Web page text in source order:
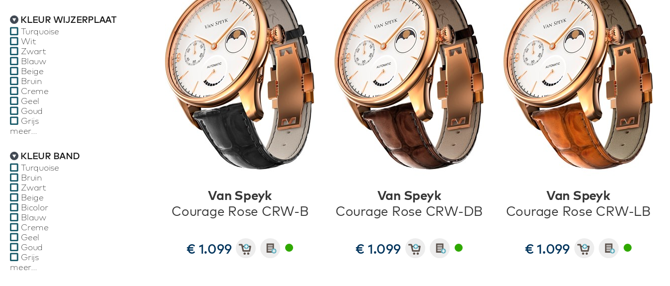
KLEUR WIJZERPLAAT
Turquoise
Wit
Zwart
Blauw
Beige
Bruin
Creme
Geel
Goud
Grijs
meer...
KLEUR BAND
Turquoise
Bruin
Zwart
Beige
Bicolor
Blauw
Creme
Geel
Goud
Grijs
meer...
Van Speyk
Courage Rose CRW-B
€ 1.099
Van Speyk
Courage Rose CRW-DB
€ 1.099
Van Speyk
Courage Rose CRW-LB
€ 1.099